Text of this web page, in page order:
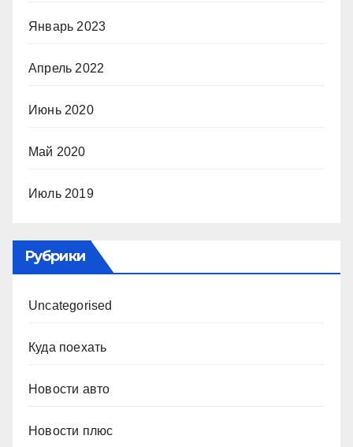
Январь 2023
Апрель 2022
Июнь 2020
Май 2020
Июль 2019
Рубрики
Uncategorised
Куда поехать
Новости авто
Новости плюс